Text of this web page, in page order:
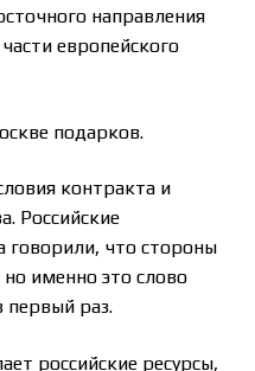
направления
европейского
подарков.
контракта и
Российские
говорили, что стороны
именно это слово
первый раз.
российские ресурсы,